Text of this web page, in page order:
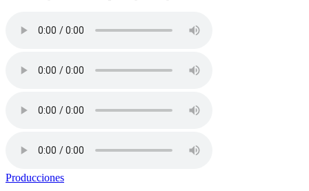
Producciones